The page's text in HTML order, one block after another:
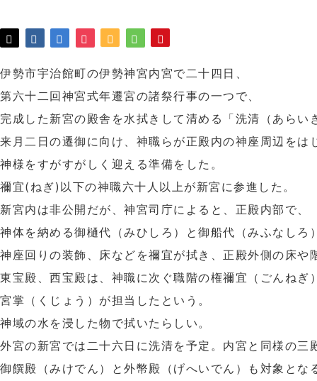
伊勢市宇治館町の伊勢神宮内宮で二十四日、
第六十二回神宮式年遷宮の諸祭行事の一つで、
完成した新宮の殿舎を水拭きして清める「洗清（あらい
来月二日の遷御に向け、神職らが正殿内の神座周辺をは
神様をすがすがしく迎える準備をした。
禰宜(ねぎ)以下の神職六十人以上が新宮に参進した。
新宮内は非公開だが、神宮司庁によると、正殿内部で、
神体を納める御樋代（みひしろ）と御船代（みふなしろ
神座回りの装飾、床などを禰宜が拭き、正殿外側の床や
東宝殿、西宝殿は、神職に次ぐ職階の権禰宜（ごんねぎ
宮掌（くじょう）が担当したという。
神域の水を浸した物で拭いたらしい。
外宮の新宮では二十六日に洗清を予定。内宮と同様の三
御饌殿（みけでん）と外幣殿（げへいでん）も対象とな